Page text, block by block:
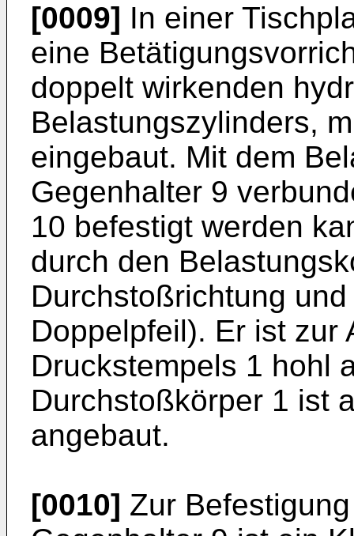
[0009] In einer
eine
doppelt wirkenden
Belastungszylinders,
eingebaut. Mit dem
Gegenhalter 9
10 befestigt werden
durch den
Durchstoßrichtung
Doppelpfeil). Er ist zur
Druckstempels 1 hohl
Durchstoßkörper 1 ist
angebaut.
[0010] Zur